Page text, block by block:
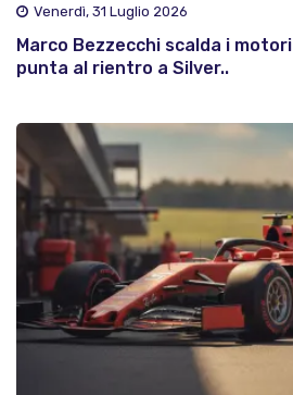
Venerdì, 31 Luglio 2026
Marco Bezzecchi scalda i
punta al rientro a Silver..